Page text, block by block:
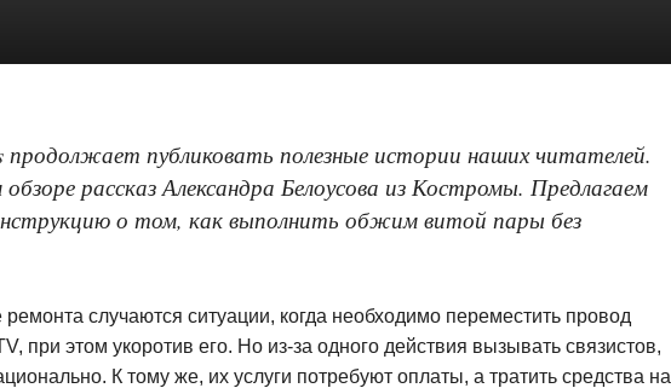
продолжает публиковать полезные истории наших читателей.
рассказ Александра Белоусова из Костромы. Предлагаем
о том, как выполнить обжим витой пары без
случаются ситуации, когда необходимо переместить провод
при этом укоротив его. Но из-за одного действия вызывать связистов,
К тому же, их услуги потребуют оплаты, а тратить средства на